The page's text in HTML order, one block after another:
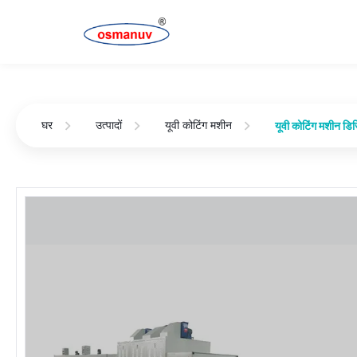
घर उत्पादों यूवी कोटिंग मशीन यूवी कोटिंग मशीन